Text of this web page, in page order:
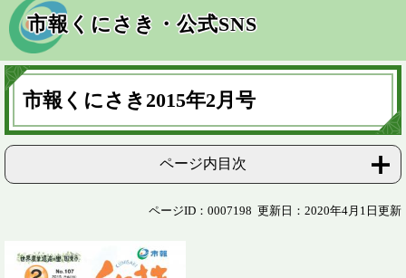
市報くにさき・公式SNS
本
文
市報くにさき2015年2月号
ページ内目次
ページID：0007198 更新日：2020年4月1日更新